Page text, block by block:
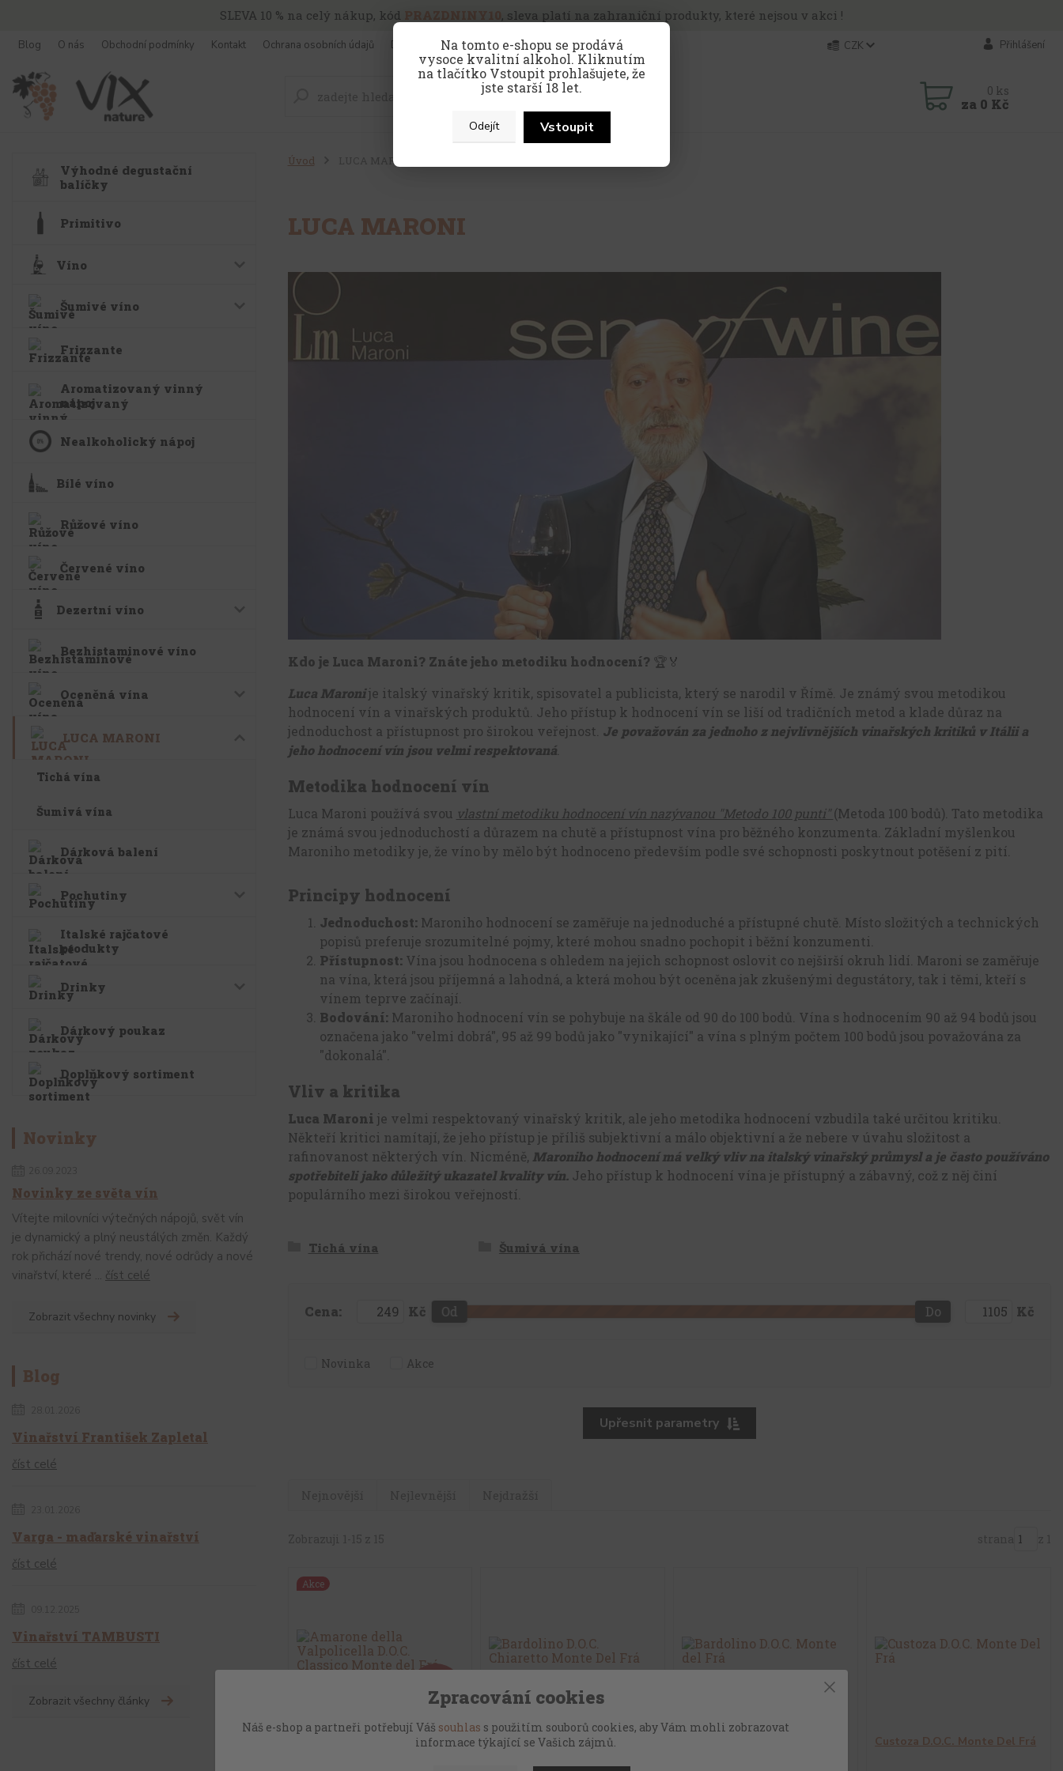
SLEVA 10 % na celý nákup, kód PRAZDNINY10, sleva platí na zahraniční produkty, které nejsou v akci !
Na tomto e-shopu se prodává
vysoce kvalitní alkohol. Kliknutím
na tlačítko Vstoupit prohlašujete, že
jste starší 18 let.
Odejít Vstoupit
Blog O nás Obchodní podmínky Kontakt Ochrana osobních údajů Doprava a platba Víno pro firmy CZK Přihlášení
Hledat 0 ks
za 0 Kč
Výhodné degustační
balíčky
Primitivo
Víno
Šumivé víno
Frizzante
Aromatizovaný vinný
nápoj
Nealkoholický nápoj
Bílé víno
Růžové víno
Červené víno
Dezertní víno
Bezhistaminové víno
Oceněná vína
LUCA MARONI
Tichá vína
Šumivá vína
Dárková balení
Pochutiny
Italské rajčatové
produkty
Drinky
Dárkový poukaz
Doplňkový sortiment
Novinky
Novinky ze světa vín
Vítejte milovníci výtečných nápojů, svět vín
je dynamický a plný neustálých změn. Každý
rok přichází nové trendy, nové odrůdy a nové
vinařství, které ... číst celé
Zobrazit všechny novinky
Blog
Vinařství František Zapletal
číst celé
Varga - maďarské vinařství
číst celé
Vinařství TAMBUSTI
číst celé
Zobrazit všechny články
Úvod LUCA MARONI
LUCA MARONI
Kdo je Luca Maroni? Znáte jeho metodiku hodnocení? 🏆🏅
Luca Maronije italský vinařský kritik, spisovatel a publicista, který se narodil v Římě. Je známý svou metodikou
hodnocení vín a vinařských produktů. Jeho přístup k hodnocení vín se liší od tradičních metod a klade důraz na
jednoduchost a přístupnost pro širokou veřejnost. Je považován za jednoho z nejvlivnějších vinařských kritiků v Itálii a
jeho hodnocení vín jsou velmi respektovaná.
Metodika hodnocení vín
Luca Maroni používá svou vlastní metodiku hodnocení vín nazývanou "Metodo 100 punti"(Metoda 100 bodů). Tato metodika
je známá svou jednoduchostí a důrazem na chutě a přístupnost vína pro běžného konzumenta. Základní myšlenkou
Maroniho metodiky je, že víno by mělo být hodnoceno především podle své schopnosti poskytnout potěšení z pití.
Principy hodnocení
Jednoduchost: Maroniho hodnocení se zaměřuje na jednoduché a přístupné chutě. Místo složitých a technických
popisů preferuje srozumitelné pojmy, které mohou snadno pochopit i běžní konzumenti.
Přístupnost: Vína jsou hodnocena s ohledem na jejich schopnost oslovit co nejširší okruh lidí. Maroni se zaměřuje
na vína, která jsou příjemná a lahodná, a která mohou být oceněna jak zkušenými degustátory, tak i těmi, kteří s
vínem teprve začínají.
Bodování: Maroniho hodnocení vín se pohybuje na škále od 90 do 100 bodů. Vína s hodnocením 90 až 94 bodů jsou
označena jako "velmi dobrá", 95 až 99 bodů jako "vynikající" a vína s plným počtem 100 bodů jsou považována za
"dokonalá".
Vliv a kritika
Luca Maroni je velmi respektovaný vinařský kritik, ale jeho metodika hodnocení vzbudila také určitou kritiku.
Někteří kritici namítají, že jeho přístup je příliš subjektivní a málo objektivní a že nebere v úvahu složitost a
rafinovanost některých vín. Nicméně, Maroniho hodnocení má velký vliv na italský vinařský průmysl a je často používáno
spotřebiteli jako důležitý ukazatel kvality vín. Jeho přístup k hodnocení vína je přístupný a zábavný, což z něj činí
populárního mezi širokou veřejností.
Tichá vína Šumivá vína
Upřesnit parametry
Cena: Kč Od Do Kč
Novinka Akce
Akce
- 15 %
Amarone della Valpolicella
Bardolino D.O.C. Chiaretto
Custoza D.O.C. Monte Del Frá
Zpracování cookies
Náš e-shop a partneři potřebují Váš souhlas s použitím souborů cookies, aby Vám mohli zobrazovat
informace týkající se Vašich zájmů.